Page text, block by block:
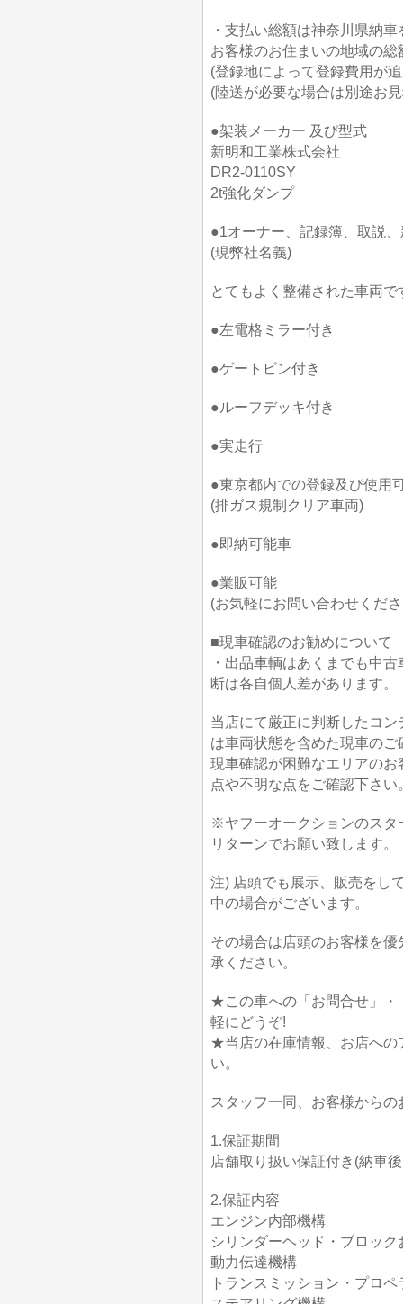
・支払い総額は神奈川県納
お客様のお住まいの地域の
(登録地によって登録費用が
(陸送が必要な場合は別途お
●架装メーカー 及び型式
新明和工業株式会社
DR2-0110SY
2t強化ダンプ
●1オーナー、記録簿、取説
(現弊社名義)
とてもよく整備された車両で
●左電格ミラー付き
●ゲートピン付き
●ルーフデッキ付き
●実走行
●東京都内での登録及び使用
(排ガス規制クリア車両)
●即納可能車
●業販可能
(お気軽にお問い合わせくだ
■現車確認のお勧めについて
・出品車輌はあくまでも中
断は各自個人差があります。
当店にて厳正に判断したコ
は車両状態を含めた現車の
現車確認が困難なエリアの
点や不明な点をご確認下さい
※ヤフーオークションのスタ
リターンでお願い致します。
注) 店頭でも展示、販売をし
中の場合がございます。
その場合は店頭のお客様を
承ください。
★この車への「お問合せ」・
軽にどうぞ!
★当店の在庫情報、お店への
い。
スタッフ一同、お客様から
1.保証期間
店舗取り扱い保証付き(納車
2.保証内容
エンジン内部機構
シリンダーヘッド・ブロッ
動力伝達機構
トランスミッション・プロ